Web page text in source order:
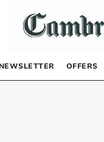
NEWSLETTER OFFERS